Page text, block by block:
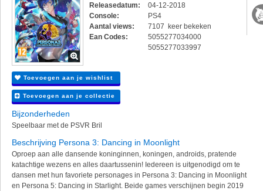
Releasedatum:
04-12-2018
Console:
PS4
Aantal views:
7107 keer bekeken
Ean Codes:
5055277034000
5055277033997
Toevoegen aan je wishlist
Toevoegen aan je collectie
Bijzonderheden
Speelbaar met de PSVR Bril
Beschrijving Persona 3: Dancing in Moonlight
Oproep aan alle dansende koninginnen, koningen, androids, pratende
katachtige wezens en alles daartussenin! Iedereen is uitgenodigd om te
dansen met hun favoriete personages in Persona 3: Dancing in Moonlight
en Persona 5: Dancing in Starlight. Beide games verschijnen begin 2019